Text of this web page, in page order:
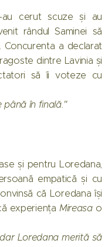
au cerut scuze și au
rândul Saminei să
Concurenta a declarat
dintre Lavinia și
să îi voteze cu
până în finală."
și pentru Loredana,
empatică și cu
că Loredana își
experiențaMireasao
Loredana merită să